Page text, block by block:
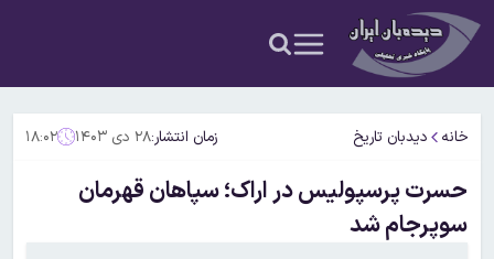
خانه دیدبان تاریخ زمان انتشار:۲۸ دی ۱۴۰۳ ۱۸:۰۲
حسرت پرسپولیس در اراک؛ سپاهان قهرمان
سوپرجام شد